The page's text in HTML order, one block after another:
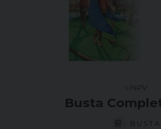
UNPV
Busta
BUSTA